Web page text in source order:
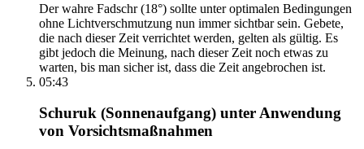
Der wahre Fadschr (18°) sollte unter optimalen Bedingungen
ohne Lichtverschmutzung nun immer sichtbar sein. Gebete,
die nach dieser Zeit verrichtet werden, gelten als gültig. Es
gibt jedoch die Meinung, nach dieser Zeit noch etwas zu
warten, bis man sicher ist, dass die Zeit angebrochen ist.
05:43
Schuruk (Sonnenaufgang) unter Anwendung
von Vorsichtsmaßnahmen